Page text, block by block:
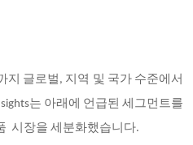
지 글로벌, 지역 및 국가 수준에서
는 아래에 언급된 세그먼트를
시장을 세분화했습니다.